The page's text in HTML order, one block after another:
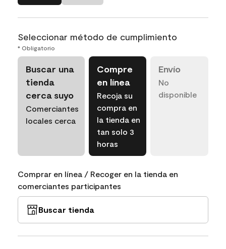
Seleccionar método de cumplimiento
* Obligatorio
Buscar una
tienda
cerca suyo
Comerciantes
locales cerca
Compre
en línea
Recoja su
compra en
la tienda en
tan solo 3
horas
Envío
No
disponible
Comprar en línea / Recoger en la tienda en
comerciantes participantes
Buscar tienda